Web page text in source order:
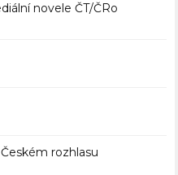
novele ČT/ČRo
rozhlasu